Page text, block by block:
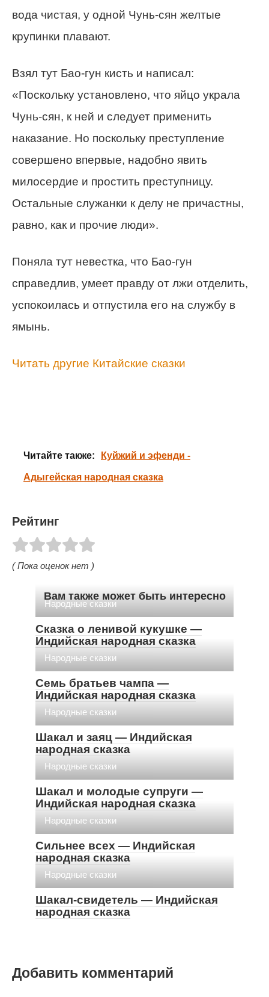
вода чистая, у одной Чунь-сян желтые
крупинки плавают.
Взял тут Бао-гун кисть и написал:
«Поскольку установлено, что яйцо украла
Чунь-сян, к ней и следует применить
наказание. Но поскольку преступление
совершено впервые, надобно явить
милосердие и простить преступницу.
Остальные служанки к делу не причастны,
равно, как и прочие люди».
Поняла тут невестка, что Бао-гун
справедлив, умеет правду от лжи отделить,
успокоилась и отпустила его на службу в
ямынь.
Читать другие Китайские сказки
Читайте также: Куйжий и эфенди -
Адыгейская народная сказка
Рейтинг
( Пока оценок нет )
Вам также может быть интересно
Народные сказки
Сказка о ленивой кукушке —
Индийская народная сказка
Народные сказки
Семь братьев чампа —
Индийская народная сказка
Народные сказки
Шакал и заяц — Индийская
народная сказка
Народные сказки
Шакал и молодые супруги —
Индийская народная сказка
Народные сказки
Сильнее всех — Индийская
народная сказка
Народные сказки
Шакал-свидетель — Индийская
народная сказка
Добавить комментарий